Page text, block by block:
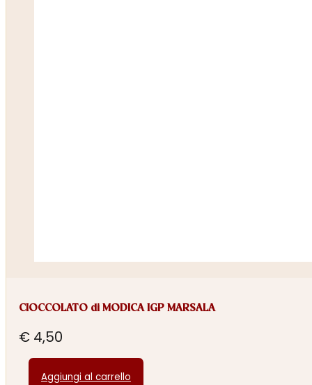
CIOCCOLATO di MODICA IGP MARSALA
€ 4,50
Aggiungi al carrello